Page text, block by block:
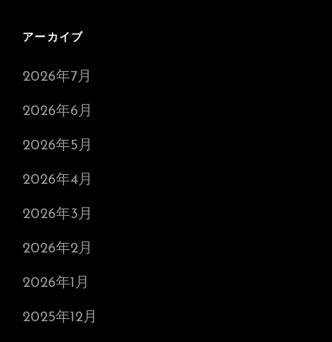
アーカイブ
2026年7月
2026年6月
2026年5月
2026年4月
2026年3月
2026年2月
2026年1月
2025年12月